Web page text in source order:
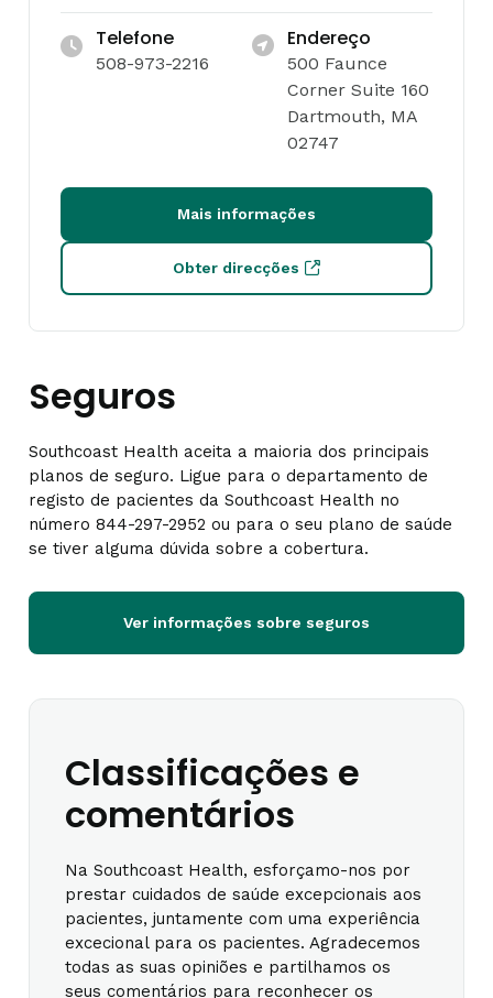
Telefone
508-973-2216
Endereço
500 Faunce
Corner Suite 160
Dartmouth, MA
02747
Mais informações
Obter direcções
Seguros
Southcoast Health aceita a maioria dos principais
planos de seguro. Ligue para o departamento de
registo de pacientes da Southcoast Health no
número 844-297-2952 ou para o seu plano de saúde
se tiver alguma dúvida sobre a cobertura.
Ver informações sobre seguros
Classificações e
comentários
Na Southcoast Health, esforçamo-nos por
prestar cuidados de saúde excepcionais aos
pacientes, juntamente com uma experiência
excecional para os pacientes. Agradecemos
todas as suas opiniões e partilhamos os
seus comentários para reconhecer os